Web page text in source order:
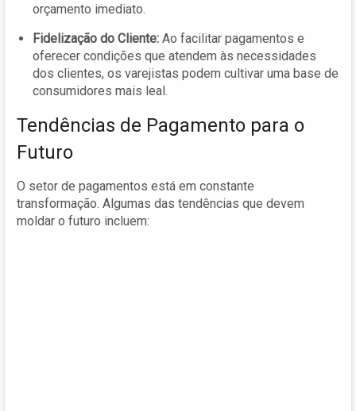
orçamento imediato.
Fidelização do Cliente: Ao facilitar pagamentos e
oferecer condições que atendem às necessidades
dos clientes, os varejistas podem cultivar uma base de
consumidores mais leal.
Tendências de Pagamento para o
Futuro
O setor de pagamentos está em constante
transformação. Algumas das tendências que devem
moldar o futuro incluem: